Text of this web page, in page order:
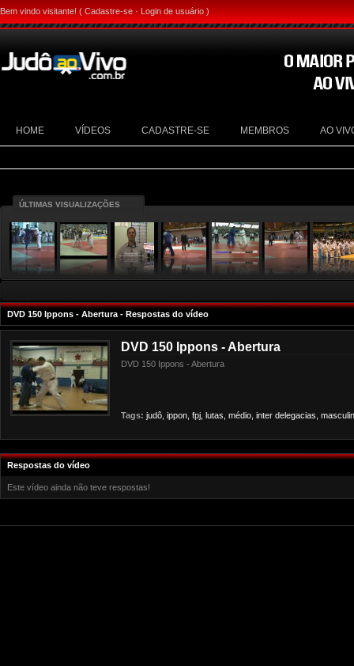
Bem vindo visitante! ( Cadastre-se · Login de usuário )
HOME VÍDEOS CADASTRE-SE MEMBROS AO
ÚLTIMAS VISUALIZAÇÕES
DVD 150 Ippons - Abertura - Respostas do vídeo
DVD 150 Ippons - Abertura
DVD 150 Ippons - Abertura
Tags: judô, ippon, fpj, lutas, médio, inter delegacias,
Respostas do vídeo
Este vídeo ainda não teve respostas!